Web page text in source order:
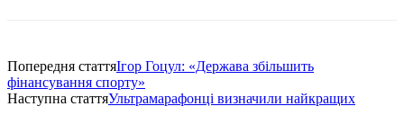
Попередня статтяІгор Гоцул: «Держава збільшить
фінансування спорту»
Наступна статтяУльтрамарафонці визначили найкращих